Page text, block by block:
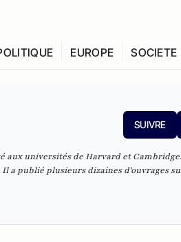
EUROPE SOCIETE
SUIVRE
aux universités de Harvard et
a publié plusieurs dizaines d'ouvrages